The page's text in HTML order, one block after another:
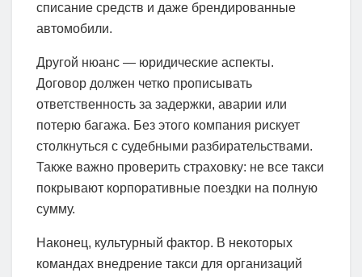
списание средств и даже брендированные
автомобили.
Другой нюанс — юридические аспекты.
Договор должен четко прописывать
ответственность за задержки, аварии или
потерю багажа. Без этого компания рискует
столкнуться с судебными разбирательствами.
Также важно проверить страховку: не все такси
покрывают корпоративные поездки на полную
сумму.
Наконец, культурный фактор. В некоторых
командах внедрение такси для организаций